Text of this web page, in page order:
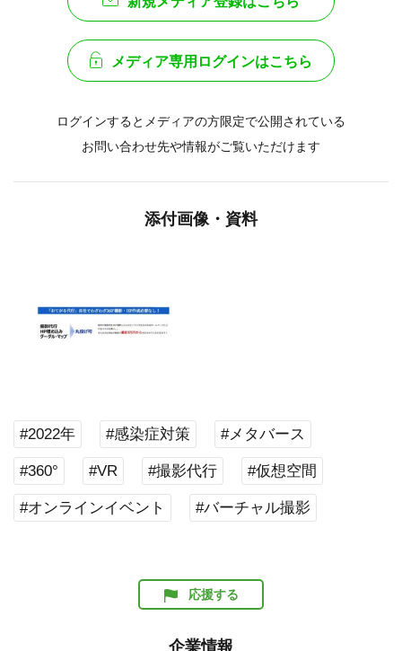
メディア専用ログインはこちら
ログインするとメディアの方限定で公開されている
お問い合わせ先や情報がご覧いただけます
添付画像・資料
#2022年 #感染症対策 #メタバース
#360° #VR #撮影代行 #仮想空間
#オンラインイベント #バーチャル撮影
応援する
企業情報